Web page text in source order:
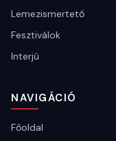
Lemezismertető
Fesztiválok
Interjú
NAVIGÁCIÓ
Főoldal